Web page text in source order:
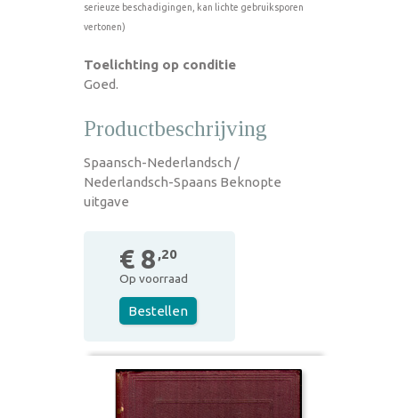
serieuze beschadigingen, kan lichte gebruiksporen
vertonen)
Toelichting op conditie
Goed.
Productbeschrijving
Spaansch-Nederlandsch /
Nederlandsch-Spaans Beknopte
uitgave
€ 8 ,20
Op voorraad
Bestellen